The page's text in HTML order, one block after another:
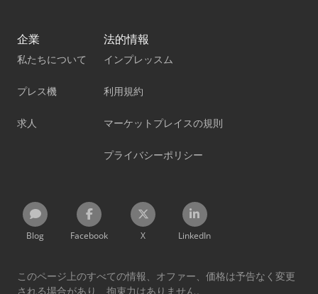
企業
私たちについて
プレス機
求人
法的情報
インプレッスム
利用規約
マーケットプレイスの規則
プライバシーポリシー
Blog Facebook X LinkedIn
このページ上のすべての情報、オファー、価格は予告なく変更
される場合があり、拘束力はありません。